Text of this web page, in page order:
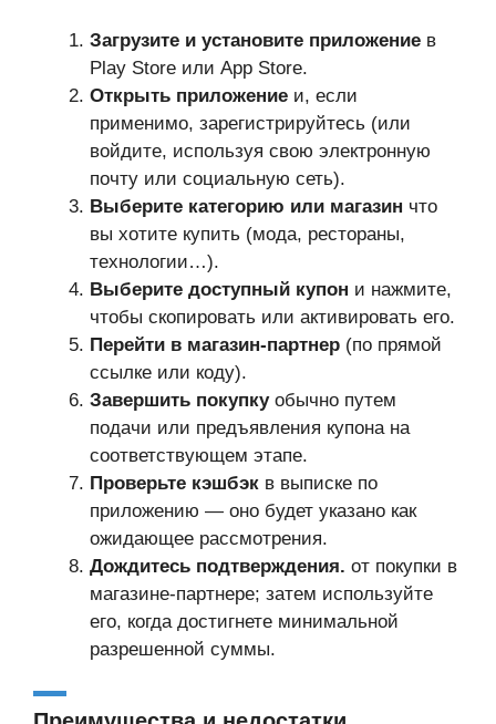
Загрузите и установите приложение в
Play Store или App Store.
Открыть приложение и, если
применимо, зарегистрируйтесь (или
войдите, используя свою электронную
почту или социальную сеть).
Выберите категорию или магазин что
вы хотите купить (мода, рестораны,
технологии…).
Выберите доступный купон и нажмите,
чтобы скопировать или активировать его.
Перейти в магазин-партнер (по прямой
ссылке или коду).
Завершить покупкуобычно путем
подачи или предъявления купона на
соответствующем этапе.
Проверьте кэшбэк в выписке по
приложению — оно будет указано как
ожидающее рассмотрения.
Дождитесь подтверждения. от покупки в
магазине-партнере; затем используйте
его, когда достигнете минимальной
разрешенной суммы.